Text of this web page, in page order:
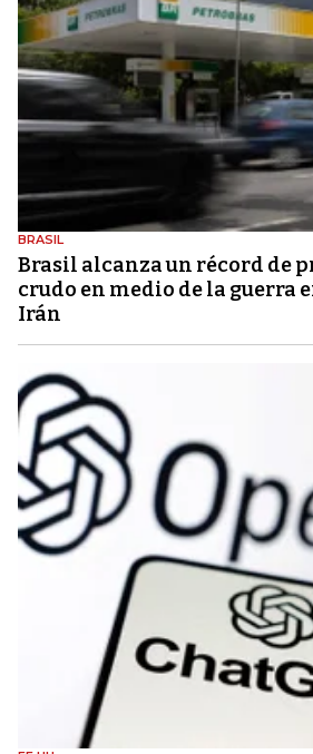
BRASIL
Brasil alcanza un récord de
crudo en medio de la guerra
Irán